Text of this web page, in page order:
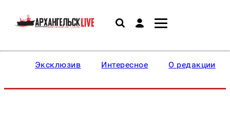
Эксклюзив Интересное О редакции